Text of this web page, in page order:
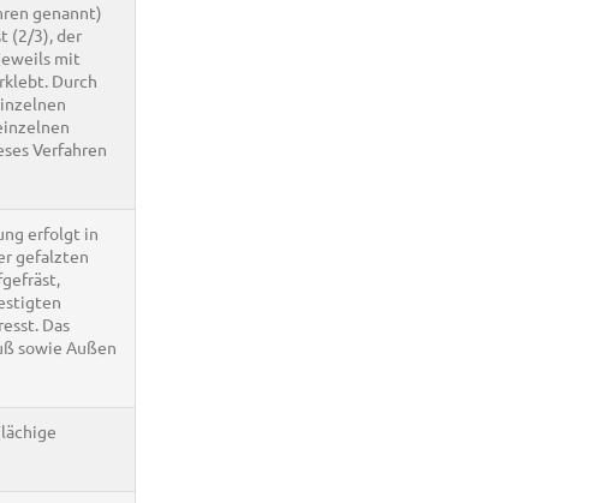
genannt)
(2/3), der
mit
Durch
Verfahren
erfolgt in
gefalzten
Das
sowie Außen